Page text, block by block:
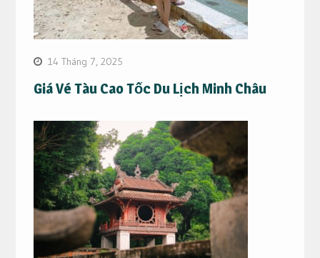
14 Tháng 7, 2025
Giá Vé Tàu Cao Tốc Du Lịch Minh Châu